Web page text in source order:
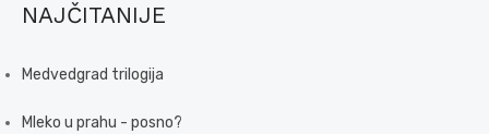
NAJČITANIJE
Medvedgrad trilogija
Mleko u prahu - posno?